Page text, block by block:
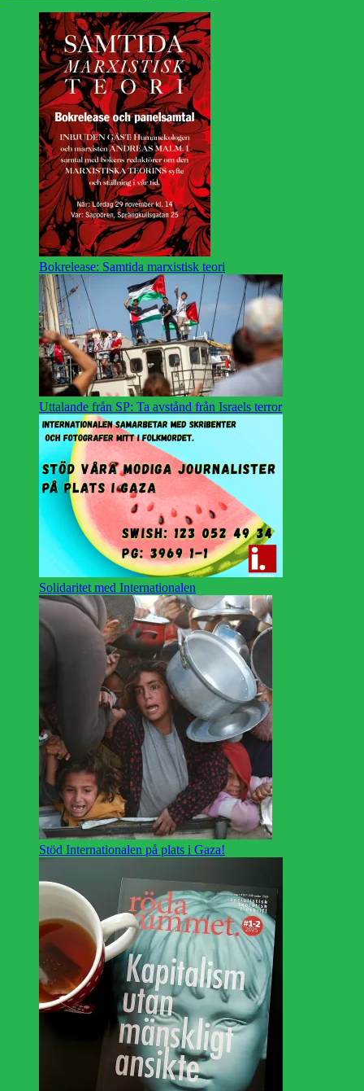
Bokrelease: Samtida marxistisk teori
Uttalande från SP: Ta avstånd från Israels terror
Solidaritet med Internationalen
Stöd Internationalen på plats i Gaza!